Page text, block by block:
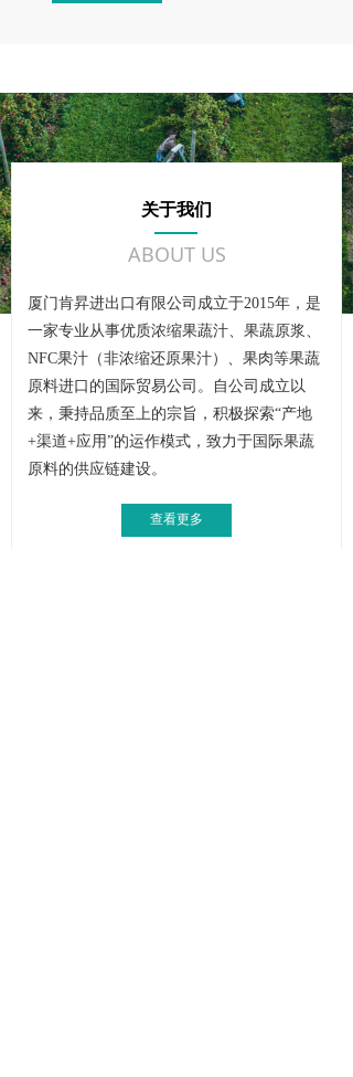
查看更多
厦门肯昇进出口有限公司成立于2015年，是
一家专业从事优质浓缩果蔬汁、果蔬原浆、
NFC果汁（非浓缩还原果汁）、果肉等果蔬
原料进口的国际贸易公司。自公司成立以
来，秉持品质至上的宗旨，积极探索“产地
+渠道+应用”的运作模式，致力于国际果蔬
原料的供应链建设。
ABOUT US
关于我们